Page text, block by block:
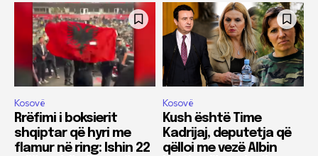
Kosovë
Rrëfimi i boksierit
shqiptar që hyri me
flamur në ring: Ishin 22
Kosovë
Kush është Time
Kadrijaj, deputetja që
qëlloi me vezë Albin